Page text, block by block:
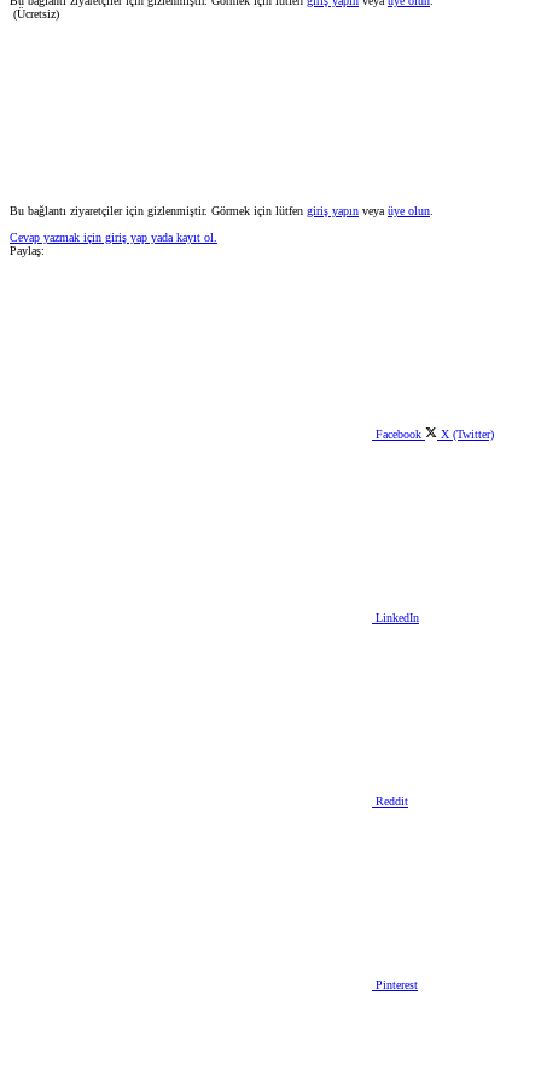
(Ücretsiz)
Bu bağlantı ziyaretçiler için gizlenmiştir. Görmek için lütfen giriş yapın veya üye olun
Cevap yazmak için giriş yap yada kayıt ol.
Paylaş:
Facebook X (Twitter)
LinkedIn
Reddit
Pinterest